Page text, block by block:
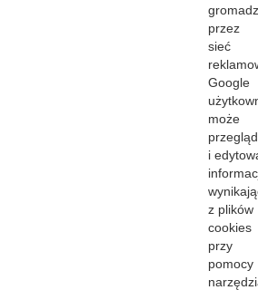
przez
sieć
Google
może
i
z plików
cookies
przy
pomocy